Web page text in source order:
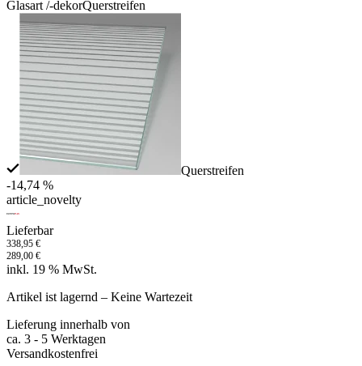
Glasart /-dekorQuerstreifen
Querstreifen
-14,74 %
article_novelty
Lieferbar
338,95 €
289,00 €
inkl. 19 % MwSt.
Artikel ist lagernd – Keine Wartezeit
Lieferung innerhalb von
ca. 3 - 5 Werktagen
Versandkostenfrei